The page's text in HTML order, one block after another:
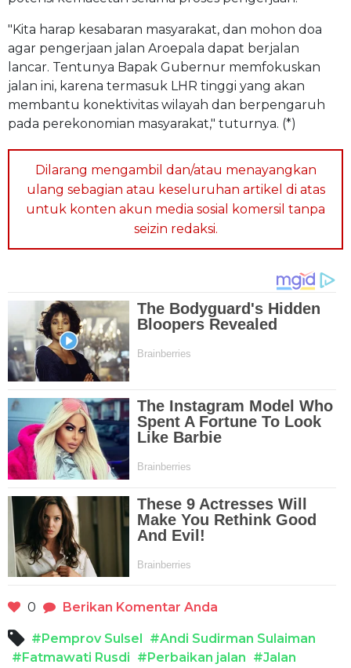
"Kita harap kesabaran masyarakat, dan mohon doa
agar pengerjaan jalan Aroepala dapat berjalan
lancar. Tentunya Bapak Gubernur memfokuskan
jalan ini, karena termasuk LHR tinggi yang akan
membantu konektivitas wilayah dan berpengaruh
pada perekonomian masyarakat," tuturnya. (*)
Dilarang mengambil dan/atau menayangkan
ulang sebagian atau keseluruhan artikel di atas
untuk konten akun media sosial komersil tanpa
seizin redaksi.
0 Berikan Komentar Anda
#Pemprov Sulsel #Andi Sudirman Sulaiman
#Fatmawati Rusdi #Perbaikan jalan #Jalan